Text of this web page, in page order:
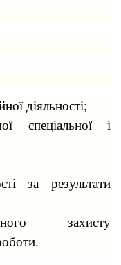
діяльності;
спеціальної і
за результати
захисту